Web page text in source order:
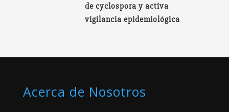
de cyclospora y activa
vigilancia epidemiológica
Acerca de Nosotros